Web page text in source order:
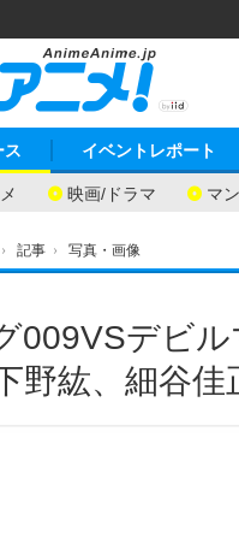
ス
映画/ドラマ マ
イベントレポート
› 記事 › 写真・画像
009VSデビ
野紘、細谷